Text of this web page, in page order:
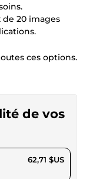
de 20 images
ces options.
de vos
62,71 $US